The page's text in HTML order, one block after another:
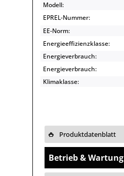
Modell:
EPREL-Nummer:
EE-Norm:
Energieeffizienzklasse:
Energieverbrauch:
Energieverbrauch:
Klimaklasse:
Produktdatenblatt
Betrieb & Wartung